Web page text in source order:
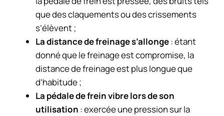
que des claquements ou des crissements
s’élèvent ;
La distance de freinage s’allonge: étant
donné que le freinage est compromise, la
distance de freinage est plus longue que
d’habitude ;
La pédale de frein vibre lors de son
utilisation : exercée une pression sur la